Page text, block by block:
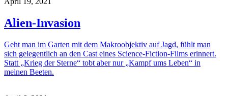
Alien-Invasion
Geht man im Garten mit dem Makroobjektiv auf Jagd, fühlt man
sich gelegentlich an den Cast eines Science-Fiction-Films erinnert.
Statt „Krieg der Sterne“ tobt aber nur „Kampf ums Leben“ in
meinen Beeten.